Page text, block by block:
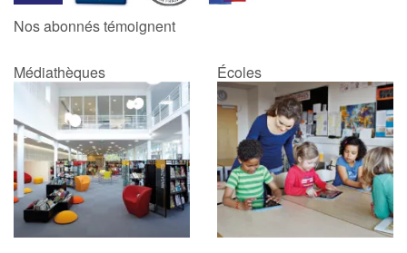
Catalogue anglais
Contraste +
Aide
Accueil
Famille
Nos abonnés témoignent
Médiathèques Écoles